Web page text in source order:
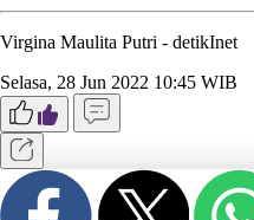
Virgina Maulita Putri - detikInet
Selasa, 28 Jun 2022 10:45 WIB